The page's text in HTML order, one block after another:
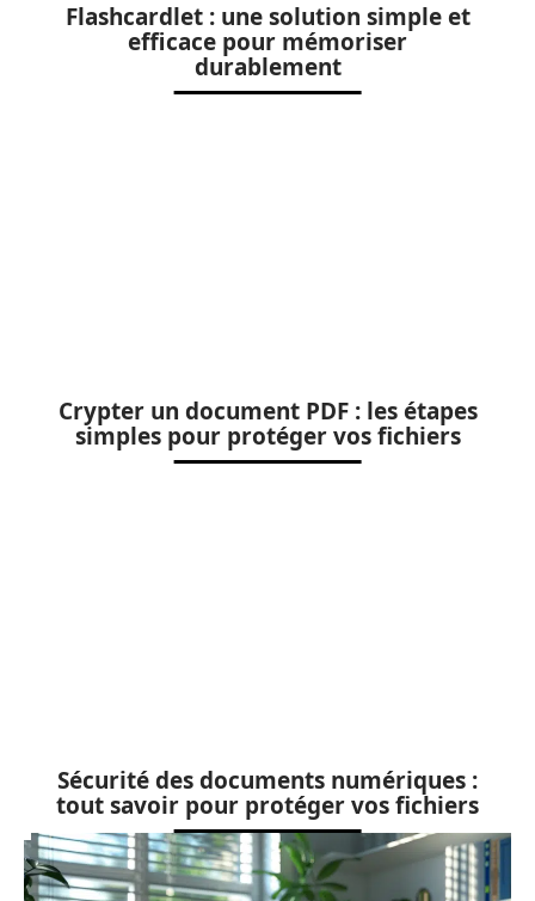
Flashcardlet : une solution simple et
efficace pour mémoriser
durablement
Crypter un document PDF : les étapes
simples pour protéger vos fichiers
Sécurité des documents numériques :
tout savoir pour protéger vos fichiers